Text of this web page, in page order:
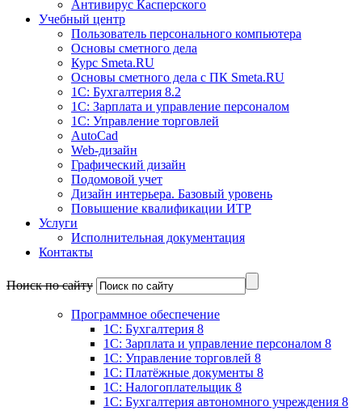
Антивирус Касперского
Учебный центр
Пользователь персонального компьютера
Основы сметного дела
Курс Smeta.RU
Основы сметного дела с ПК Smeta.RU
1С: Бухгалтерия 8.2
1С: Зарплата и управление персоналом
1C: Управление торговлей
AutoCad
Web-дизайн
Графический дизайн
Подомовой учет
Дизайн интерьера. Базовый уровень
Повышение квалификации ИТР
Услуги
Исполнительная документация
Контакты
Поиск по сайту
Программное обеспечение
1C: Бухгалтерия 8
1С: Зарплата и управление персоналом 8
1С: Управление торговлей 8
1C: Платёжные документы 8
1C: Налогоплательщик 8
1С: Бухгалтерия автономного учреждения 8